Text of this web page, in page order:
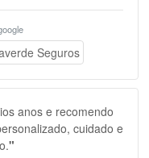
anos e recomendo
cuidado e
"